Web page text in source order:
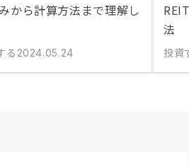
から計算方法まで理解し
る 2024.05.24
法
投資